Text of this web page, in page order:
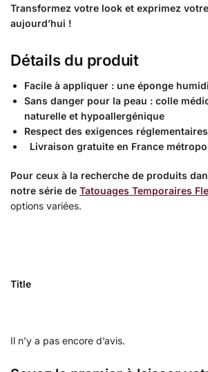
Transformez votre look et exprimez
aujourd’hui !
Détails du produit
Facile à appliquer : une éponge
Sans danger pour la peau : colle
naturelle et hypoallergénique
Respect des exigences
Livraison gratuite en France
Pour ceux à la recherche de produits
notre série de Tatouages Temporaires
options variées.
Title
Il n’y a pas encore d’avis.